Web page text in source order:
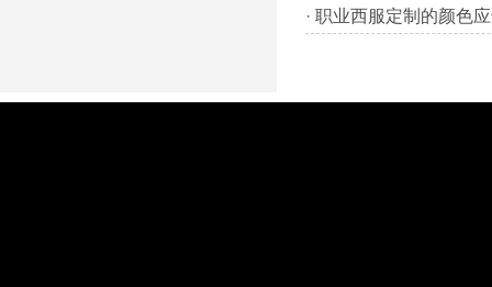
· 职业西服定制的颜色